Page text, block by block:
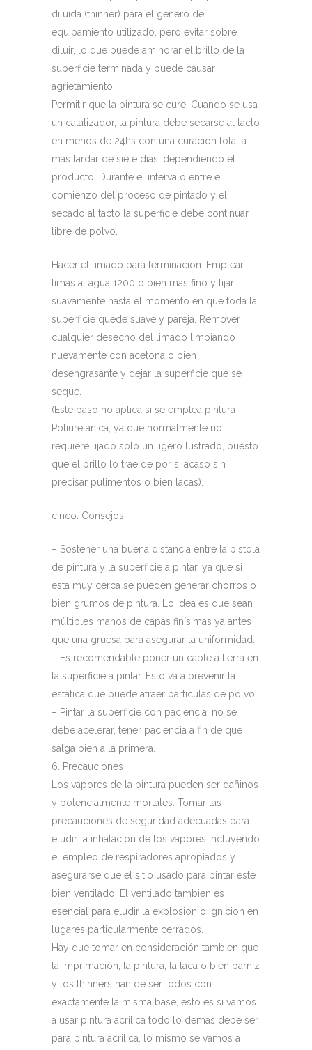
diluida (thinner) para el género de
equipamiento utilizado, pero evitar sobre
diluir, lo que puede aminorar el brillo de la
superficie terminada y puede causar
agrietamiento.
Permitir que la pintura se cure. Cuando se usa
un catalizador, la pintura debe secarse al tacto
en menos de 24hs con una curacion total a
mas tardar de siete dias, dependiendo el
producto. Durante el intervalo entre el
comienzo del proceso de pintado y el
secado al tacto la superficie debe continuar
libre de polvo.
Hacer el limado para terminacion. Emplear
limas al agua 1200 o bien mas fino y lijar
suavamente hasta el momento en que toda la
superficie quede suave y pareja. Remover
cualquier desecho del limado limpiando
nuevamente con acetona o bien
desengrasante y dejar la superficie que se
seque.
(Este paso no aplica si se emplea pintura
Poliuretanica, ya que normalmente no
requiere lijado solo un ligero lustrado, puesto
que el brillo lo trae de por si acaso sin
precisar pulimentos o bien lacas).
cinco. Consejos
– Sostener una buena distancia entre la pistola
de pintura y la superficie a pintar, ya que si
esta muy cerca se pueden generar chorros o
bien grumos de pintura. Lo idea es que sean
múltiples manos de capas finísimas ya antes
que una gruesa para asegurar la uniformidad.
– Es recomendable poner un cable a tierra en
la superficie a pintar. Esto va a prevenir la
estatica que puede atraer particulas de polvo.
– Pintar la superficie con paciencia, no se
debe acelerar, tener paciencia a fin de que
salga bien a la primera.
6. Precauciones
Los vapores de la pintura pueden ser dañinos
y potencialmente mortales. Tomar las
precauciones de seguridad adecuadas para
eludir la inhalacion de los vapores incluyendo
el empleo de respiradores apropiados y
asegurarse que el sitio usado para pintar este
bien ventilado. El ventilado tambien es
esencial para eludir la explosion o ignicion en
lugares particularmente cerrados.
Hay que tomar en consideración tambien que
la imprimación, la pintura, la laca o bien barniz
y los thinners han de ser todos con
exactamente la misma base, esto es si vamos
a usar pintura acrilica todo lo demas debe ser
para pintura acrilica, lo mismo se vamos a